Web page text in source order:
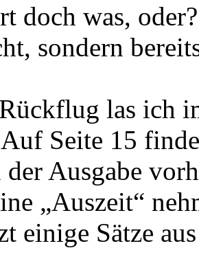
doch was,
sondern
las ich
Seite 15
Ausgabe
„Auszeit“
einige Sätze